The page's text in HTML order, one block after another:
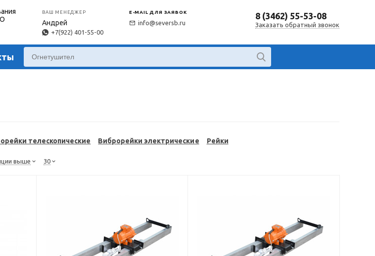
ВАШ МЕНЕДЖЕР
Андрей
+7(922) 401-55-00
E-MAIL ДЛЯ ЗАЯВОК
info@seversb.ru
8 (3462) 55-53-08
Заказать обратный звонок
телескопические Виброрейки электрические Рейки
выше 30